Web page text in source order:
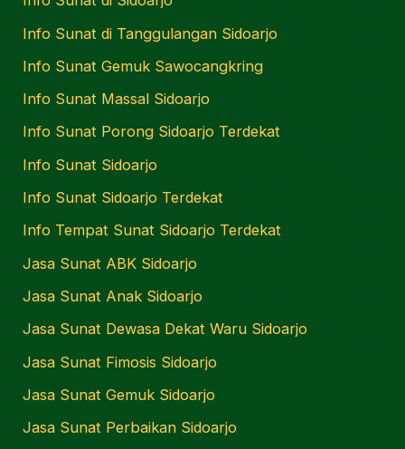
Info Sunat di Tanggulangan Sidoarjo
Info Sunat Gemuk Sawocangkring
Info Sunat Massal Sidoarjo
Info Sunat Porong Sidoarjo Terdekat
Info Sunat Sidoarjo
Info Sunat Sidoarjo Terdekat
Info Tempat Sunat Sidoarjo Terdekat
Jasa Sunat ABK Sidoarjo
Jasa Sunat Anak Sidoarjo
Jasa Sunat Dewasa Dekat Waru Sidoarjo
Jasa Sunat Fimosis Sidoarjo
Jasa Sunat Gemuk Sidoarjo
Jasa Sunat Perbaikan Sidoarjo